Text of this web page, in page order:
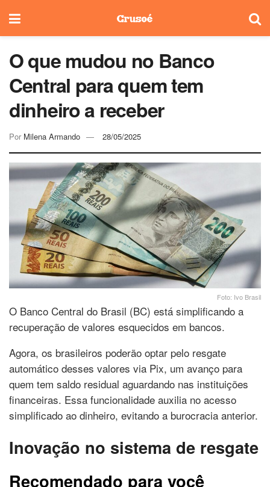
O que mudou no Banco
Central para quem tem
dinheiro a receber
Por Milena Armando 28/05/2025
Foto: Ivo Brasil
O Banco Central do Brasil (BC) está simplificando a
recuperação de valores esquecidos em bancos.
Agora, os brasileiros poderão optar pelo resgate
automático desses valores via Pix, um avanço para
quem tem saldo residual aguardando nas instituições
financeiras. Essa funcionalidade auxilia no acesso
simplificado ao dinheiro, evitando a burocracia anterior.
Inovação no sistema de resgate
Recomendado para você